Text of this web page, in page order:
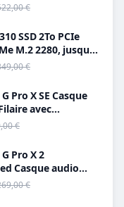
Bluetooth et
€
SSD 2To PCIe
M.2 2280, jusqu’à
s
€
Pro X SE Casque
avec
Micro
€
Pro X 2
Casque audio
€